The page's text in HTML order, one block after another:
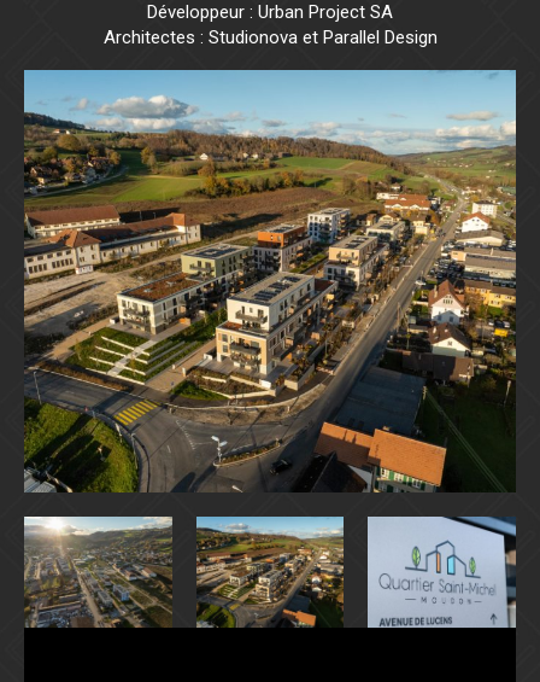
Développeur : Urban Project SA
Architectes : Studionova et Parallel Design